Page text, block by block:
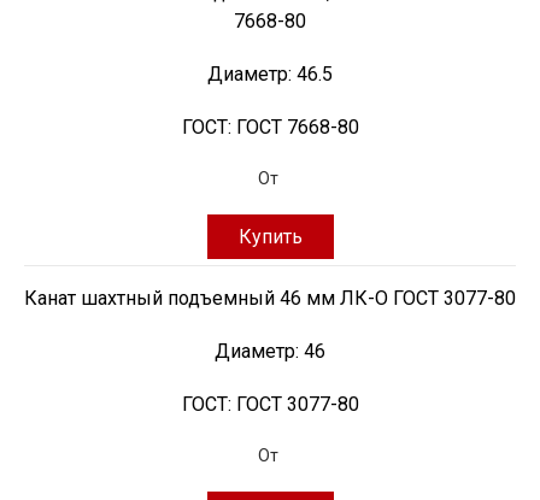
7668-80
Диаметр: 46.5
ГОСТ: ГОСТ 7668-80
От
Купить
Канат шахтный подъемный 46 мм ЛК-О ГОСТ 3077-80
Диаметр: 46
ГОСТ: ГОСТ 3077-80
От